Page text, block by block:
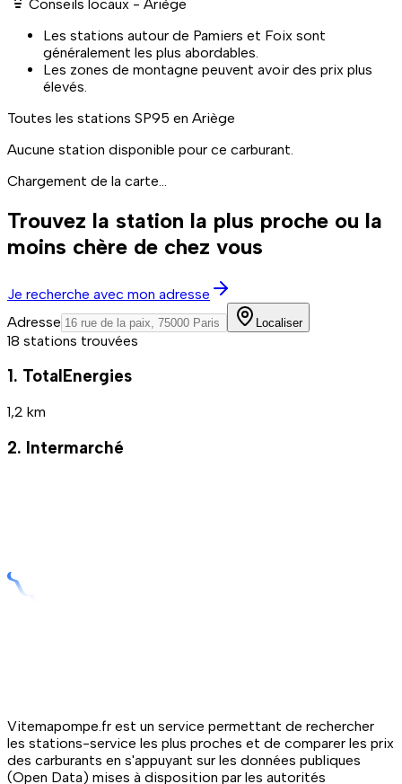
Conseils locaux - Ariège
Les stations autour de Pamiers et Foix sont
généralement les plus abordables.
Les zones de montagne peuvent avoir des prix plus
élevés.
Toutes les stations SP95 en Ariège
Aucune station disponible pour ce carburant.
Chargement de la carte...
Trouvez la station la plus proche ou la
moins chère de chez vous
Je recherche avec mon adresse
Adresse
Localiser
18 stations trouvées
1. TotalEnergies
1,2 km
2. Intermarché
Vitemapompe.fr est un service permettant de rechercher
les stations-service les plus proches et de comparer les prix
des carburants en s'appuyant sur les données publiques
(Open Data) mises à disposition par les autorités